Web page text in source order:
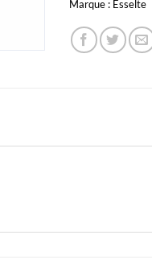
Marque : Esselte